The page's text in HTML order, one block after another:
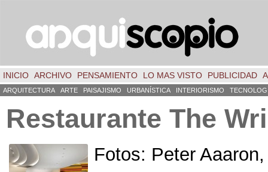
INICIO ARCHIVO PENSAMIENTO LO MAS VISTO PUBLICIDAD
ARQUITECTURA ARTE PAISAJISMO URBANÍSTICA INTERIORISMO
Restaurante The
Fotos: Peter